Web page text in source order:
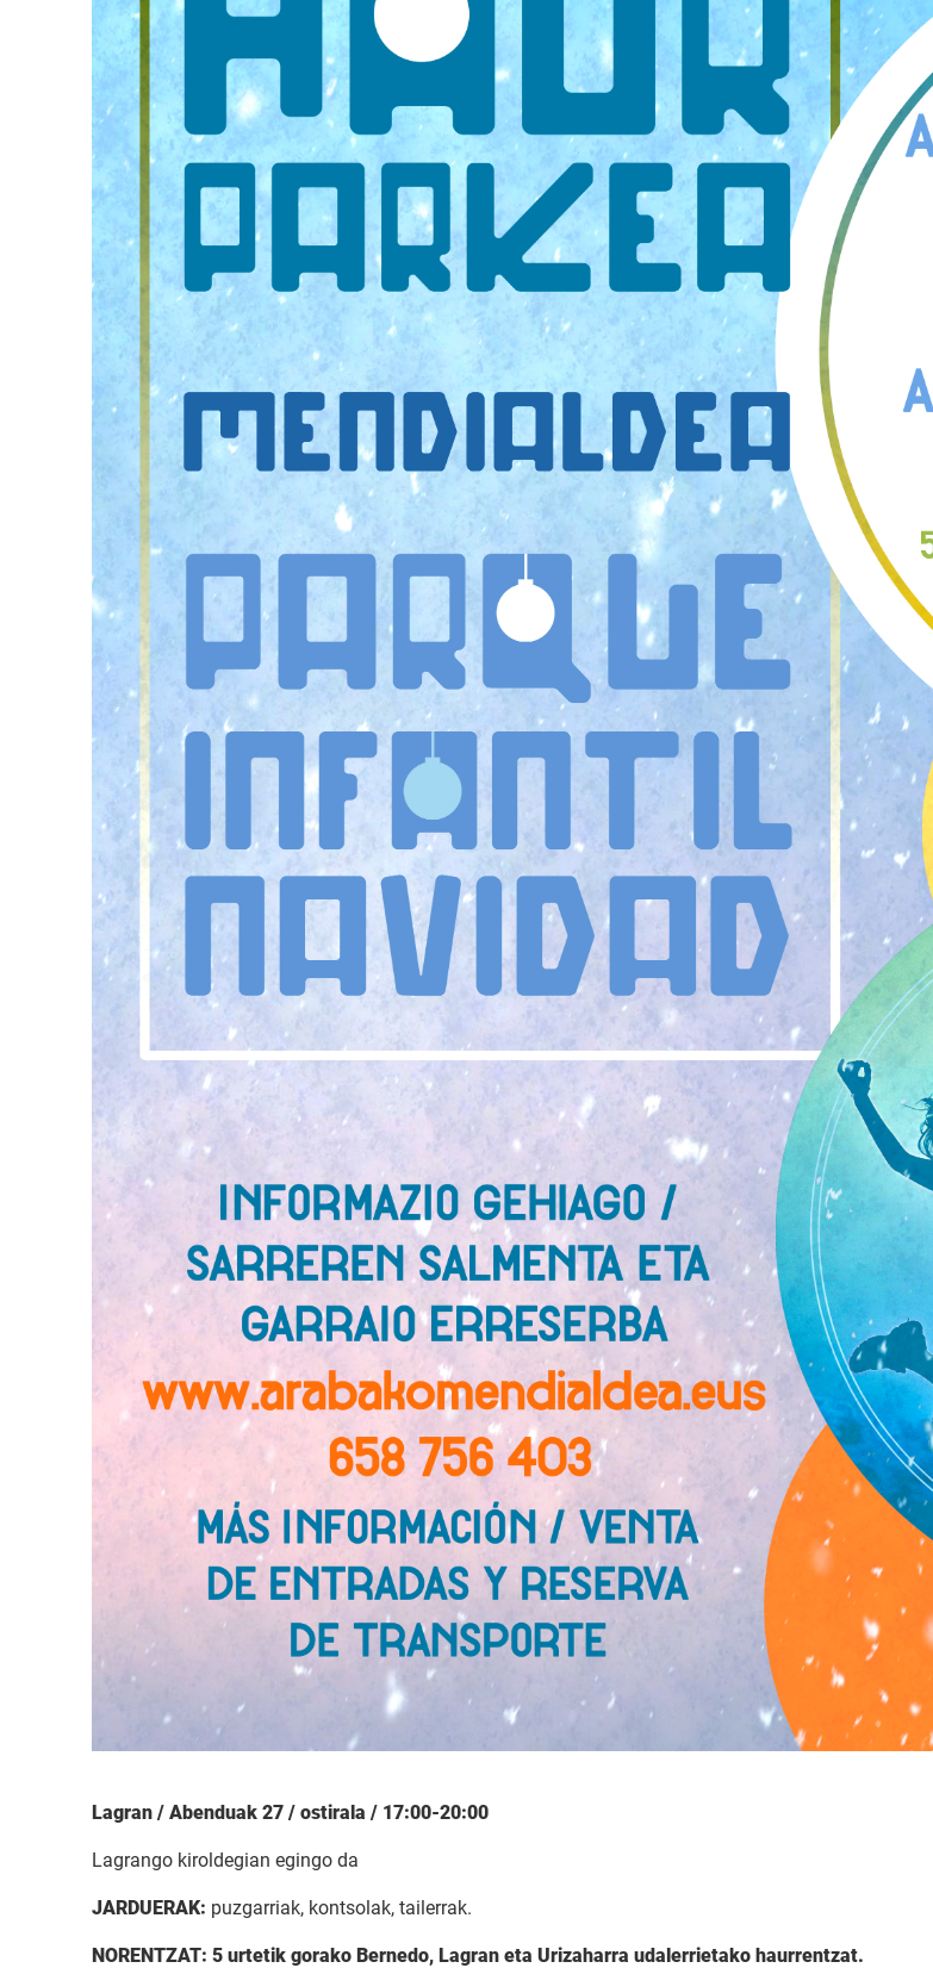
Lagran / Abenduak 27 / ostirala / 17:00-20:00
Lagrango kiroldegian egingo da
JARDUERAK: puzgarriak, kontsolak, tailerrak.
NORENTZAT: 5 urtetik gorako Bernedo, Lagran eta Urizaharra udalerrietako haurrentzat.